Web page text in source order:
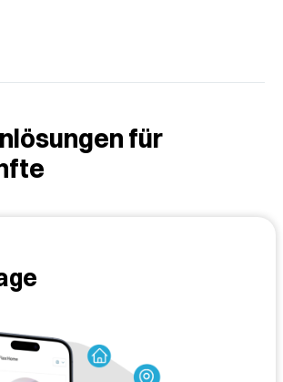
für